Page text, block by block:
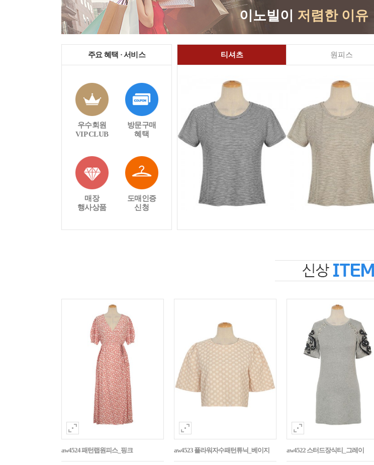
이노빌이 저렴한 이유
주요 혜택 · 서비스
우수회원
VIP CLUB
방문구매
혜택
매장
행사상품
도매인증
신청
티셔츠 원피스
aw4524 패턴랩원피스_핑크 aw4523 플라워자수패턴튜닉_베이지 aw4522 스터드장식티_그레이